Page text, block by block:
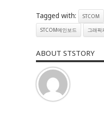
Tagged with: STCOM
STCOM메인보드
그래픽
ABOUT STSTORY